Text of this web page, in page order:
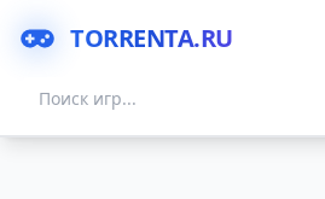
TORRENTA.RU